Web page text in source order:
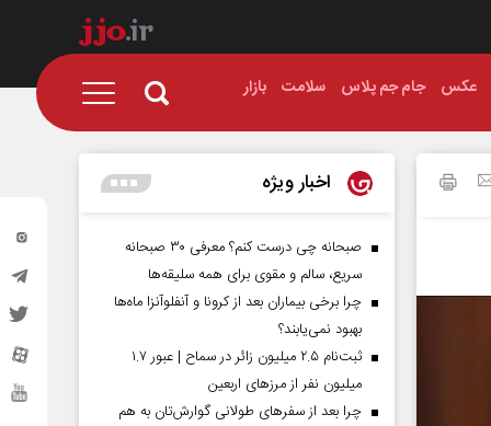
عکس جام جم پلاس سلامت بازار
اخبار ویژه
صبحانه چی درست کنم؟ معرفی ۳۰ صبحانه
سریع، سالم و مقوی برای همه سلیقه‌ها
چرا برخی بیماران بعد از کرونا و آنفلوآنزا ماه‌ها
بهبود نمی‌یابند؟
ثبت‌نام ۲.۵ میلیون زائر در سماح | عبور ۱.۷
میلیون نفر از مرز‌های اربعین
چرا بعد از سفرهای طولانی گوارش‌تان به هم